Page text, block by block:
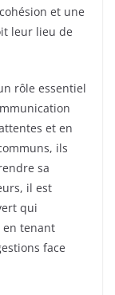
et une
leur lieu de
rôle essentiel
et en
ils
sa
il est
qui
en tenant
face